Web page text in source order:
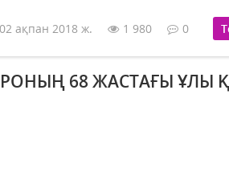
02 ақпан 2018 ж. 1 980 0
68 ЖАСТАҒЫ ҰЛЫ